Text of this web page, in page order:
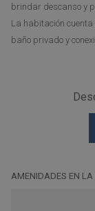
brindar descanso y
La habitación
baño privado y
La ocupación
hasta 2 niños
Importante: La
AMENIDADES EN LA